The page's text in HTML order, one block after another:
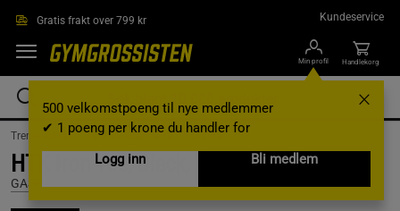
Gratis frakt over 799 kr Kundeservice
Min profil
500 velkomstpoeng til nye medlemmer
✔ 1 poeng per krone du handler for
Logg inn
Bli medlem
Handlekorg
Treningsklær / Treningsklær herre / T-skjorter
HTK Iron Tee, Black, S
GASP